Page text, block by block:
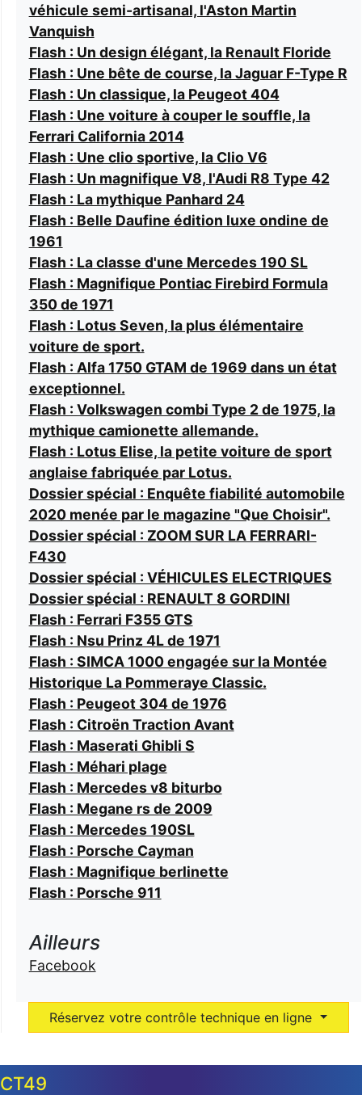
véhicule semi-artisanal, l'Aston Martin
Vanquish
Flash : Un design élégant, la Renault Floride
Flash : Une bête de course, la Jaguar F-Type R
Flash : Un classique, la Peugeot 404
Flash : Une voiture à couper le souffle, la
Ferrari California 2014
Flash : Une clio sportive, la Clio V6
Flash : Un magnifique V8, l'Audi R8 Type 42
Flash : La mythique Panhard 24
Flash : Belle Daufine édition luxe ondine de
1961
Flash : La classe d'une Mercedes 190 SL
Flash : Magnifique Pontiac Firebird Formula
350 de 1971
Flash : Lotus Seven, la plus élémentaire
voiture de sport.
Flash : Alfa 1750 GTAM de 1969 dans un état
exceptionnel.
Flash : Volkswagen combi Type 2 de 1975, la
mythique camionette allemande.
Flash : Lotus Elise, la petite voiture de sport
anglaise fabriquée par Lotus.
Dossier spécial : Enquête fiabilité automobile
2020 menée par le magazine "Que Choisir".
Dossier spécial : ZOOM SUR LA FERRARI-
F430
Dossier spécial : VÉHICULES ELECTRIQUES
Dossier spécial : RENAULT 8 GORDINI
Flash : Ferrari F355 GTS
Flash : Nsu Prinz 4L de 1971
Flash : SIMCA 1000 engagée sur la Montée
Historique La Pommeraye Classic.
Flash : Peugeot 304 de 1976
Flash : Citroën Traction Avant
Flash : Maserati Ghibli S
Flash : Méhari plage
Flash : Mercedes v8 biturbo
Flash : Megane rs de 2009
Flash : Mercedes 190SL
Flash : Porsche Cayman
Flash : Magnifique berlinette
Flash : Porsche 911
Ailleurs
Facebook
Réservez votre contrôle technique en ligne
CT49